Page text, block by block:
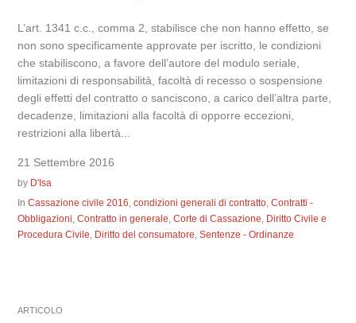
L’art. 1341 c.c., comma 2, stabilisce che non hanno effetto, se
non sono specificamente approvate per iscritto, le condizioni
che stabiliscono, a favore dell’autore del modulo seriale,
limitazioni di responsabilità, facoltà di recesso o sospensione
degli effetti del contratto o sanciscono, a carico dell’altra parte,
decadenze, limitazioni alla facoltà di opporre eccezioni,
restrizioni alla libertà...
21 Settembre 2016
by D'Isa
InCassazione civile 2016,condizioni generali di contratto,Contratti -
Obbligazioni,Contratto in generale,Corte di Cassazione, Diritto Civile e
Procedura Civile, Diritto del consumatore,Sentenze - Ordinanze
ARTICOLO